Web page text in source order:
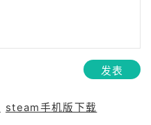
发表
steam手机版下载